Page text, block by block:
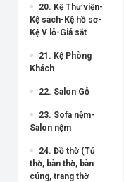
20. Kệ Thư viện-
Kệ sách-Kệ hồ sơ-
Kệ V lỗ-Giá sắt
21. Kệ Phòng
Khách
22. Salon Gỗ
23. Sofa nệm-
Salon nệm
24. Đồ thờ (Tủ
thờ, bàn thờ, bàn
cúng, trang thờ